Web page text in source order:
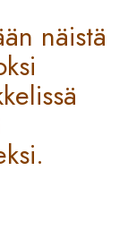
näistä